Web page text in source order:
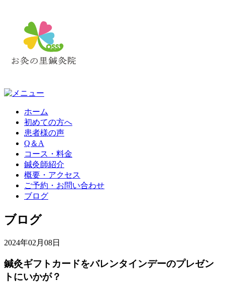
ホーム
初めての方へ
患者様の声
Q＆A
コース・料金
鍼灸師紹介
概要・アクセス
ご予約・お問い合わせ
ブログ
ブログ
2024年02月08日
鍼灸ギフトカードをバレンタインデーのプレゼン
トにいかが？